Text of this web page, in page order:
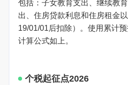
包括：子女教育支出、继续教
出、住房贷款利息和住房租金
19/01/01后扣除）。使用累计
计算公式如上。
个税起征点2026